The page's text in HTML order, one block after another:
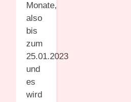
Monate,
also
bis
zum
25.01.2023
und
es
wird